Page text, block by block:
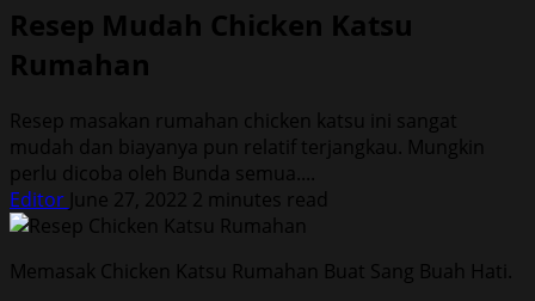
Resep Mudah Chicken Katsu
Rumahan
Resep masakan rumahan chicken katsu ini sangat
mudah dan biayanya pun relatif terjangkau. Mungkin
perlu dicoba oleh Bunda semua....
Editor June 27, 2022 2 minutes read
Memasak Chicken Katsu Rumahan Buat Sang Buah Hati.